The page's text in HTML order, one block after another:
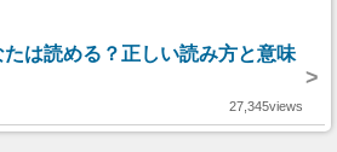
たは読める？正しい読み方と意味
>
27,345views